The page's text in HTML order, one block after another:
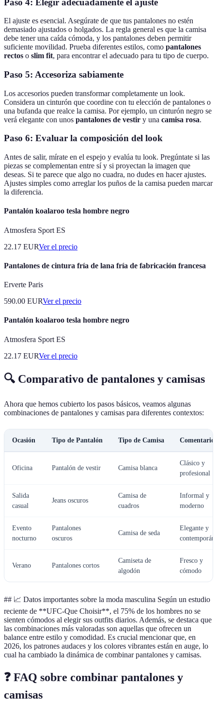
El ajuste es esencial. Asegúrate de que tus pantalones no estén
demasiado ajustados o holgados. La regla general es que la camisa
debe tener una caída cómoda, y los pantalones deben permitir
suficiente movilidad. Prueba diferentes estilos, como pantalones
rectos o slim fit, para encontrar el adecuado para tu tipo de cuerpo.
Paso 5: Accesoriza sabiamente
Los accesorios pueden transformar completamente un look.
Considera un cinturón que coordine con tu elección de pantalones o
una bufanda que realce la camisa. Por ejemplo, un cinturón negro se
verá elegante con unos pantalones de vestir y una camisa rosa.
Paso 6: Evaluar la composición del look
Antes de salir, mírate en el espejo y evalúa tu look. Pregúntate si las
piezas se complementan entre sí y si proyectan la imagen que
deseas. Si te parece que algo no cuadra, no dudes en hacer ajustes.
Ajustes simples como arreglar los puños de la camisa pueden marcar
la diferencia.
Pantalón koalaroo tesla hombre negro
Atmosfera Sport ES
22.17 EURVer el precio
Pantalones de cintura fría de lana fría de fabricación francesa
Erverte Paris
590.00 EURVer el precio
Pantalón koalaroo tesla hombre negro
Atmosfera Sport ES
22.17 EURVer el precio
🔍 Comparativo de pantalones y camisas
Ahora que hemos cubierto los pasos básicos, veamos algunas
combinaciones de pantalones y camisas para diferentes contextos:
Ocasión Tipo de Pantalón Tipo de Camisa Comentario
Oficina Pantalón de vestir Camisa blanca
Clásico y
profesional
Salida
casual
Jeans oscuros
Camisa de
cuadros
Informal y
moderno
Evento
nocturno
Pantalones
oscuros
Camisa de seda
Elegante y
Verano Pantalones cortos
Camiseta de
algodón
Fresco y
cómodo
## 📈 Datos importantes sobre la moda masculina Según un estudio
reciente de **UFC-Que Choisir**, el 75% de los hombres no se
sienten cómodos al elegir sus outfits diarios. Además, se destaca que
las combinaciones más valoradas son aquellas que ofrecen un
balance entre estilo y comodidad. Es crucial mencionar que, en
2026, los patrones audaces y los colores vibrantes están en auge, lo
cual ha cambiado la dinámica de combinar pantalones y camisas.
❓ FAQ sobre combinar pantalones y
camisas